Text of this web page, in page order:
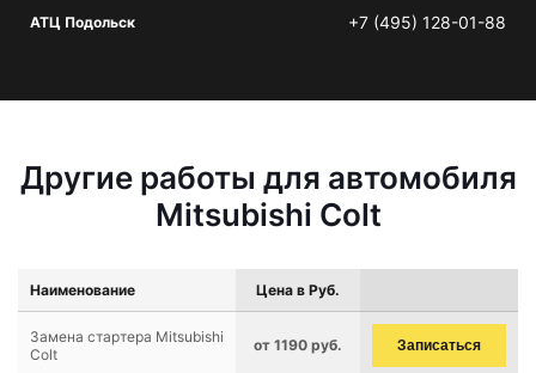
АТЦ Подольск +7 (495) 128-01-88
Другие работы для автомобиля
Mitsubishi Colt
Наименование Цена в Руб.
Замена стартера Mitsubishi
Colt
от 1190 руб. Записаться